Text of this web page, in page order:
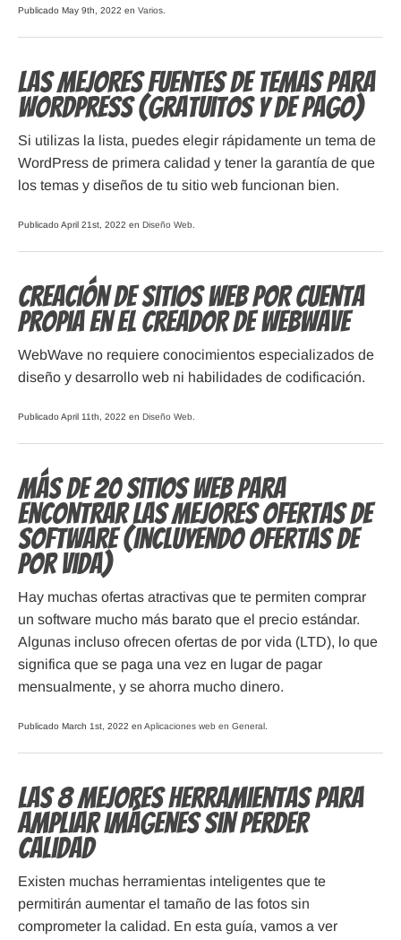
Publicado May 9th, 2022 en Varios
Las mejores fuentes de temas para
WordPress (gratuitos y de pago)
Si utilizas la lista, puedes elegir rápidamente un tema de
WordPress de primera calidad y tener la garantía de que
los temas y diseños de tu sitio web funcionan bien.
Publicado April 21st, 2022 en Diseño Web
Creación de sitios web por cuenta
propia en el creador de WebWave
WebWave no requiere conocimientos especializados de
diseño y desarrollo web ni habilidades de codificación.
Publicado April 11th, 2022 en Diseño Web
Más de 20 Sitios Web para
Encontrar las Mejores Ofertas de
Software (Incluyendo Ofertas de
por Vida)
Hay muchas ofertas atractivas que te permiten comprar
un software mucho más barato que el precio estándar.
Algunas incluso ofrecen ofertas de por vida (LTD), lo que
significa que se paga una vez en lugar de pagar
mensualmente, y se ahorra mucho dinero.
Publicado March 1st, 2022 en Aplicaciones web en General
Las 8 mejores herramientas para
ampliar imágenes sin perder
calidad
Existen muchas herramientas inteligentes que te
permitirán aumentar el tamaño de las fotos sin
comprometer la calidad. En esta guía, vamos a ver